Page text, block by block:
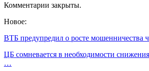
Комментарии закрыты.
Новое:
ВТБ предупредил о росте мошенничества
ЦБ сомневается в необходимости
…